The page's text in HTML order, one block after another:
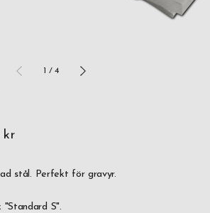
1 /4
kr
stål. Perfekt för gravyr.
"Standard S".